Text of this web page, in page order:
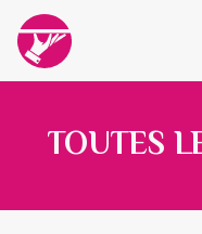
TOUTES